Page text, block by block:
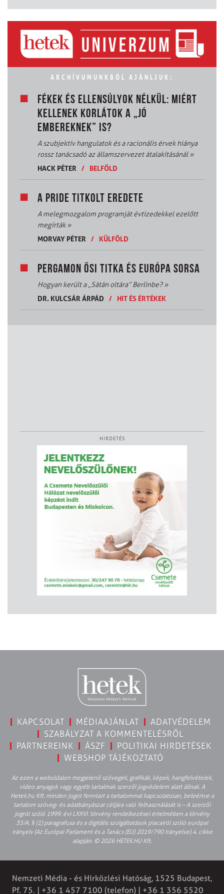
ARCHÍVUMUNKBÓL AJÁNLJUK:
FÉKEK ÉS ELLENSÚLYOK NÉLKÜL: MIÉRT
KELLENEK KORLÁTOK A „JÓ
EMBEREKNEK” IS?
A szubjektív hangulatok és a racionális érvek hiánya
rossz tanácsadó az államszervezet átalakításánál»
HACK PÉTER
/ BELFÖLD
A PRIDE TITKOLT EREDETE
A melegmozgalom programját évtizedekkel ezelőtt
megírták»
MORVAY PÉTER
/ KÜLFÖLD
PERGAMON ŐSI TITKA ÉS EURÓPA SORSA
Hogyan került a „Sátán oltára” Berlinbe?»
DR. KULCSÁR ÁRPÁD
/ HIT ÉS ÉRTÉKEK
HIRDETÉS
KAPCSOLAT MÉDIAAJÁNLAT
ADATVÉDELEM
SZABÁLYZAT A KOMMENTELÉSRŐL
PARTNEREINK
ÁSZF
POLITIKAI HIRDETÉSEK
WEBSHOP TÁJÉKOZTATÓ
Az ezen a weboldalon megjelenő szövegek, grafikák, képek, hangfelvételek,
video anyagok vagy egyéb tartalmak szerzői jogvédelem alatt állnak. A
Hetek.hu Kft. minden jogot fenntart a tartalommal kapcsolatosan, beleértve a
tartalom szöveg- és adatbányászat céljára való felhasználását is – A szerzői
jogról szóló 1999. évi LXXVI. törvény rendelkezései értelmében a törvény
35/A. § (1) paragrafusa és a digitális szolgáltatások piacairól szóló európai
irányelv (Az Európai Parlament és a Tanács (EU) 2019/790 Irányelve) 4. cikke
alapján. © 2026 HETEK.HU Kft.
Nemzeti Média - és Hírközlési Hatóság, 1525 Budapest,
Pf. 75. | +36 1 457 7100 (telefon) | +36 1 356 5520